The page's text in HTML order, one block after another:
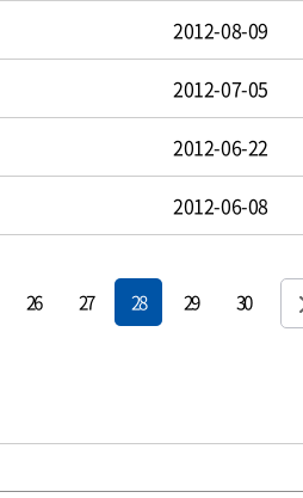
2012-08-09
2012-07-05
2012-06-22
2012-06-08
26 27 28 29 30